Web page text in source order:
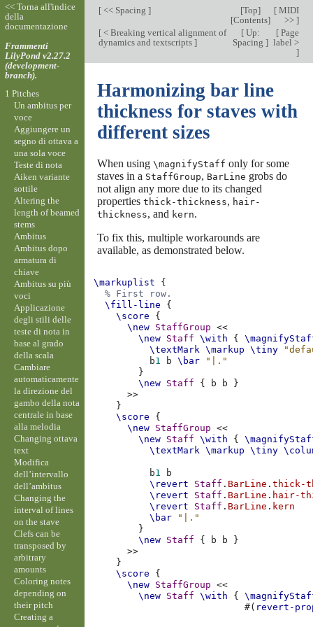
[<< Spacing ] [Top]
[Contents]
[MIDI
>> ]
[< Breaking vertical alignment of
dynamics and textscripts ]
[Up:
Spacing ]
[Page
label >
]
Harmonizing bar line
thickness for staves with
different sizes
When using \magnifyStaff only for some
staves in a StaffGroup, BarLine grobs do
not align any more due to its changed
properties thick-thickness, hair-
thickness, and kern.
To fix this, multiple workarounds are
available, as demonstrated below.
\markuplist
{
% First row.
\fill-line
{
\score
{
\new StaffGroup
<<
\new Staff \with {
\textMark \markup \tiny
b1 b \bar
"|."
}
\new Staff { b b
}
>>
}
\score
{
\new StaffGroup
<<
\new Staff \with {
\textMark \markup \tiny
b1
b
\revert
Staff . BarLine .thick-
\revert
Staff . BarLine . hair-
\revert
Staff . BarLine . kern
\bar
"|."
}
\new Staff { b b
}
>>
}
\score
{
\new StaffGroup
<<
\new Staff \with {
#( revert-
<< Torna all'indice
della
documentazione
Frammenti
LilyPond v2.27.2
(development-
branch).
1 Pitches
Un ambitus per
voce
Aggiungere un
segno di ottava a
una sola voce
Teste di nota
Aiken variante
sottile
Altering the
length of beamed
stems
Ambitus
Ambitus dopo
armatura di
chiave
Ambitus su più
voci
Applicazione
degli stili delle
teste di nota in
base al grado
della scala
Cambiare
automaticamente
la direzione del
gambo della nota
centrale in base
alla melodia
Changing ottava
text
Modifica
dell’intervallo
dell’ambitus
Changing the
interval of lines
on the stave
Clefs can be
transposed by
arbitrary
amounts
Coloring notes
depending on
their pitch
Creating a